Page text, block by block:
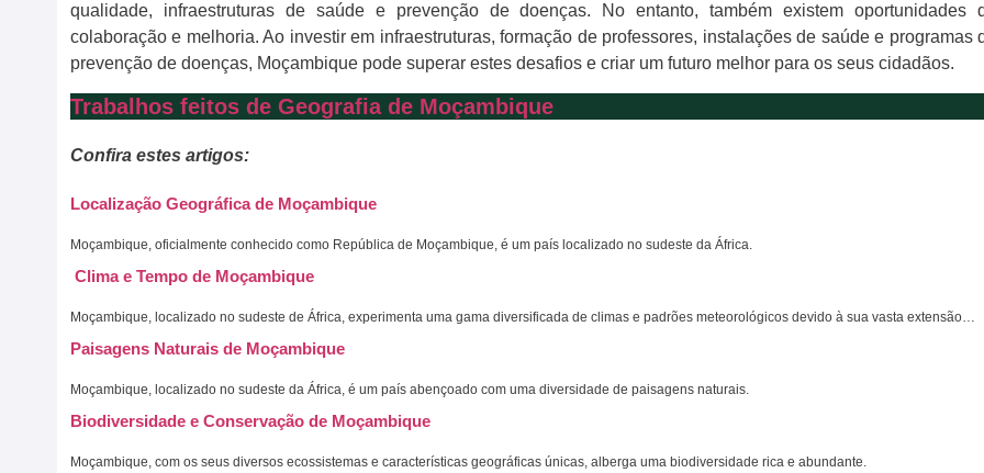
qualidade, infraestruturas de saúde e prevenção de doenças. No entanto, também existem oportunidades
colaboração e melhoria. Ao investir em infraestruturas, formação de professores, instalações de saúde e programas
prevenção de doenças, Moçambique pode superar estes desafios e criar um futuro melhor para os seus cidadãos.
Trabalhos feitos de Geografia de Moçambique
Confira estes artigos:
Localização Geográfica de Moçambique
Moçambique, oficialmente conhecido como República de Moçambique, é um país localizado no sudeste da África.
Clima e Tempo de Moçambique
Moçambique, localizado no sudeste de África, experimenta uma gama diversificada de climas e padrões meteorológicos devido à sua vasta extensão…
Paisagens Naturais de Moçambique
Moçambique, localizado no sudeste da África, é um país abençoado com uma diversidade de paisagens naturais.
Biodiversidade e Conservação de Moçambique
Moçambique, com os seus diversos ecossistemas e características geográficas únicas, alberga uma biodiversidade rica e abundante.